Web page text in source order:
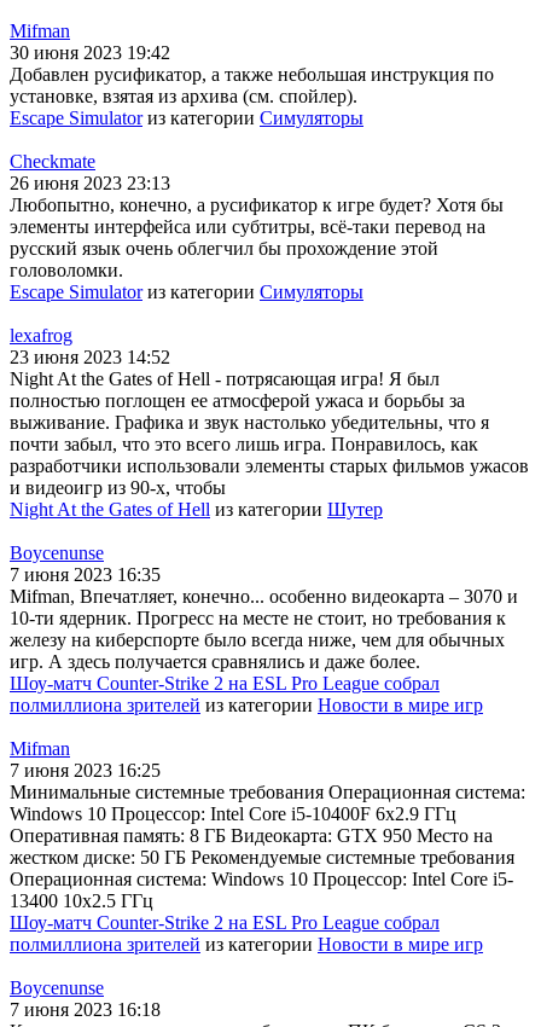
Mifman
30 июня 2023 19:42
Добавлен русификатор, а также небольшая инструкция по
установке, взятая из архива (см. спойлер).
Escape Simulatorиз категории Симуляторы
Checkmate
26 июня 2023 23:13
Любопытно, конечно, а русификатор к игре будет? Хотя бы
элементы интерфейса или субтитры, всё-таки перевод на
русский язык очень облегчил бы прохождение этой
головоломки.
Escape Simulatorиз категории Симуляторы
lexafrog
23 июня 2023 14:52
Night At the Gates of Hell - потрясающая игра! Я был
полностью поглощен ее атмосферой ужаса и борьбы за
выживание. Графика и звук настолько убедительны, что я
почти забыл, что это всего лишь игра. Понравилось, как
разработчики использовали элементы старых фильмов ужасов
и видеоигр из 90-х, чтобы
Night At the Gates of Hell из категории Шутер
Boycenunse
7 июня 2023 16:35
Mifman, Впечатляет, конечно... особенно видеокарта – 3070 и
10-ти ядерник. Прогресс на месте не стоит, но требования к
железу на киберспорте было всегда ниже, чем для обычных
игр. А здесь получается сравнялись и даже более.
Шоу-матч Counter-Strike 2 на ESL Pro League собрал
полмиллиона зрителей из категории Новости в мире игр
Mifman
7 июня 2023 16:25
Минимальные системные требования Операционная система:
Windows 10 Процессор: Intel Core i5-10400F 6x2.9 ГГц
Оперативная память: 8 ГБ Видеокарта: GTX 950 Место на
жестком диске: 50 ГБ Рекомендуемые системные требования
Операционная система: Windows 10 Процессор: Intel Core i5-
13400 10x2.5 ГГц
Шоу-матч Counter-Strike 2 на ESL Pro League собрал
полмиллиона зрителей из категории Новости в мире игр
Boycenunse
7 июня 2023 16:18